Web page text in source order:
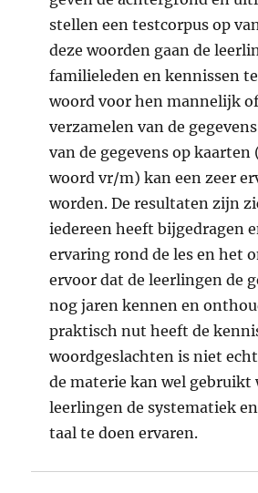
stellen een testcorpus op
deze woorden gaan de
familieleden en kennissen
woord voor hen mannelijk
verzamelen van de
van de gegevens op kaarten
woord vr/m) kan een zeer
worden. De resultaten zijn
iedereen heeft bijgedragen
ervaring rond de les en het
ervoor dat de leerlingen de
nog jaren kennen en
praktisch nut heeft de
woordgeslachten is niet
de materie kan wel gebruikt
leerlingen de systematiek
taal te doen ervaren.